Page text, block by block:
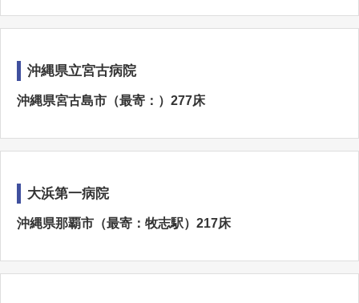
沖縄県立宮古病院
沖縄県宮古島市（最寄：）277床
大浜第一病院
沖縄県那覇市（最寄：牧志駅）217床